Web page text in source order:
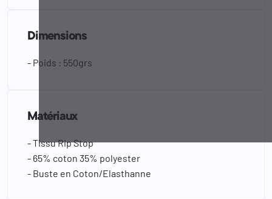
Dimensions
- Poids : 550grs
Matériaux
- Tissu Rip Stop
- 65% coton 35% polyester
- Buste en Coton/Elasthanne